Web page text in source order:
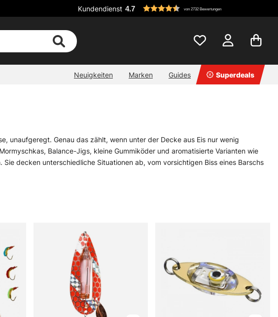
Kundendienst 4.7 von 2732 Bewertungen
Neuigkeiten Marken Guides Superdeals
unaufgeregt. Genau das zählt, wenn unter der Decke aus Eis nur wenig
Balance-Jigs, kleine Gummiköder und aromatisierte Varianten wie
decken unterschiedliche Situationen ab, vom vorsichtigen Biss eines Barschs
wenig Licht den entscheidenden Reiz setzen. Auch Köder mit Vibrationen
oft genau der Dreh, der den Tag rettet. Fürs Eisangeln lohnt sich deshalb eine